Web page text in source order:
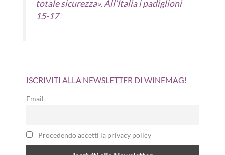
totale sicurezza». All’Italia i padiglioni
15-17
ISCRIVITI ALLA NEWSLETTER DI WINEMAG!
Email
Procedendo accetti la privacy policy